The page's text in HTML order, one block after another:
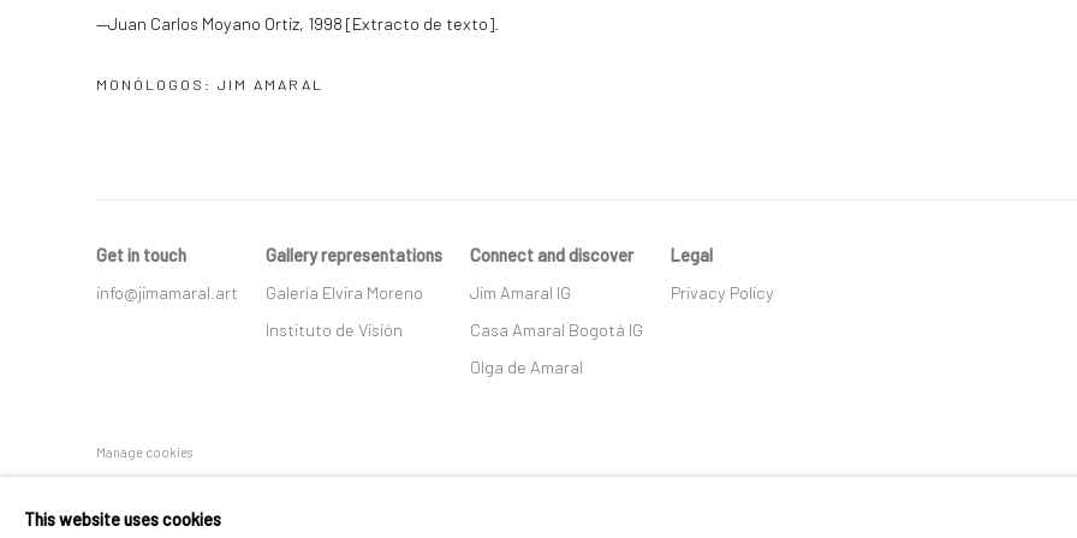
—Juan Carlos Moyano Ortiz, 1998 [Extracto de texto].
MONÓLOGOS: JIM AMARAL
Get in touch
info@jimamaral.art
Gallery representations
Galería Elvira Moreno
Instituto de Visión
Connect and discover
Jim Amaral IG
Casa Amaral Bogotá IG
Olga de Amaral
Legal
Privacy Policy
Manage cookies
This website uses cookies